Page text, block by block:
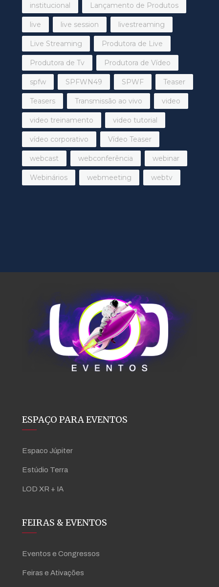
institucional Lançamento de Produtos
live live session livestreaming
Live Streaming Produtora de Live
Produtora de Tv Produtora de Vídeo
spfw SPFWN49 SPWF Teaser
Teasers Transmissão ao vivo video
video treinamento video tutorial
vídeo corporativo Vídeo Teaser
webcast webconferência webinar
Webinários webmeeting webtv
ESPAÇO PARA EVENTOS
Espaco Júpiter
Estúdio Terra
LOD XR + IA
FEIRAS & EVENTOS
Eventos e Congressos
Feiras e Ativações